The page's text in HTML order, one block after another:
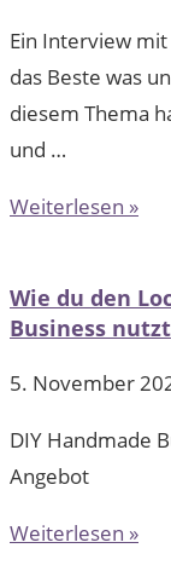
Ein Interview
das Beste was
diesem Thema
und …
Weiterlesen »
Wie du den
Business nutzt
5. November
DIY Handmade
Angebot
Weiterlesen »